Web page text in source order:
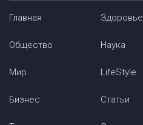
Главная
Общество
Мир
Бизнес
Здоровье
Наука
LifeStyle
Статьи